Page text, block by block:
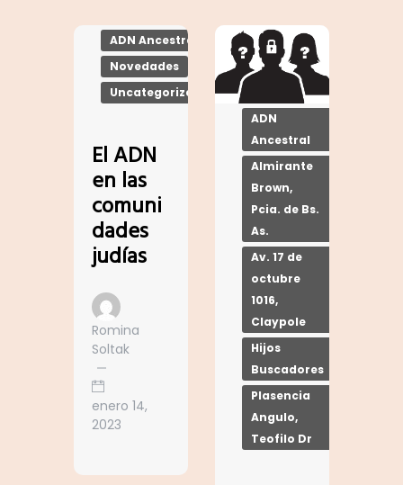
ADN Ancestral
Novedades
Uncategorized
El ADN
en las
comuni
dades
judías
Romina
Soltak
enero 14,
2023
ADN
Ancestral
Almirante
Brown,
Pcia. de Bs.
As.
Av. 17 de
octubre
1016,
Claypole
Hijos
Buscadores
Plasencia
Angulo,
Teofilo Dr